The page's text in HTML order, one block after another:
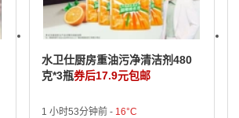
水卫仕厨房重油污净清洁剂480
克*3瓶券后17.9元包邮
1 小时53分钟前 - 16°C